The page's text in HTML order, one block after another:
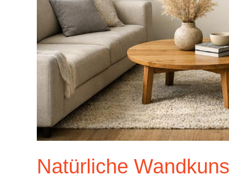
Natürliche